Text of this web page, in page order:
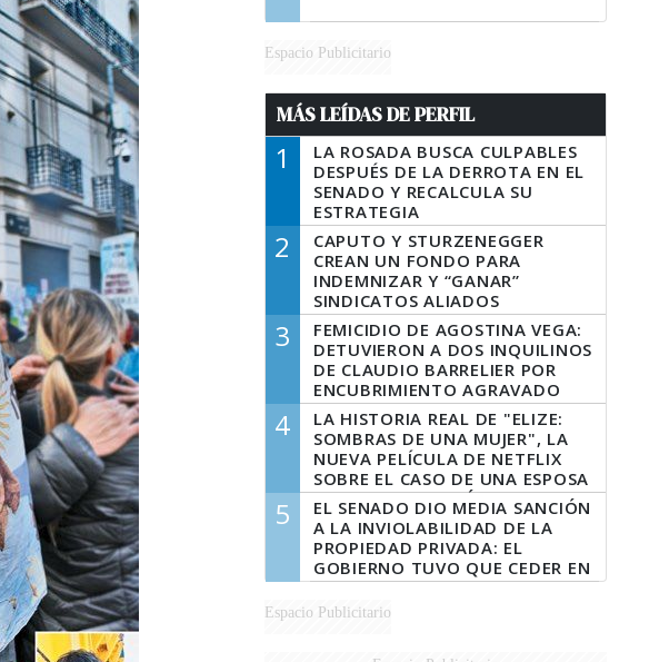
Espacio Publicitario
MÁS LEÍDAS DE PERFIL
1
LA ROSADA BUSCA CULPABLES
DESPUÉS DE LA DERROTA EN EL
SENADO Y RECALCULA SU
ESTRATEGIA
2
CAPUTO Y STURZENEGGER
CREAN UN FONDO PARA
INDEMNIZAR Y “GANAR”
SINDICATOS ALIADOS
3
FEMICIDIO DE AGOSTINA VEGA:
DETUVIERON A DOS INQUILINOS
DE CLAUDIO BARRELIER POR
ENCUBRIMIENTO AGRAVADO
4
LA HISTORIA REAL DE "ELIZE:
SOMBRAS DE UNA MUJER", LA
NUEVA PELÍCULA DE NETFLIX
SOBRE EL CASO DE UNA ESPOSA
QUE DESCUARTIZÓ A SU
MARIDO
5
EL SENADO DIO MEDIA SANCIÓN
A LA INVIOLABILIDAD DE LA
PROPIEDAD PRIVADA: EL
GOBIERNO TUVO QUE CEDER EN
LA LEY DEL MANEJO DEL FUEGO
Espacio Publicitario